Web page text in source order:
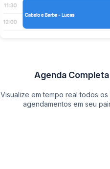
Agenda Completa
Visualize em tempo real todos os
agendamentos em seu